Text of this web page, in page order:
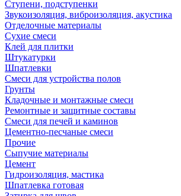
Ступени, подступенки
Звукоизоляция, виброизоляция, акустика
Отделочные материалы
Сухие смеси
Клей для плитки
Штукатурки
Шпатлевки
Смеси для устройства полов
Грунты
Кладочные и монтажные смеси
Ремонтные и защитные составы
Смеси для печей и каминов
Цементно-песчаные смеси
Прочие
Сыпучие материалы
Цемент
Гидроизоляция, мастика
Шпатлевка готовая